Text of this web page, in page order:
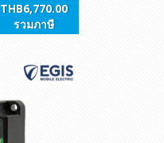
THB6,770.00
รวมภาษี